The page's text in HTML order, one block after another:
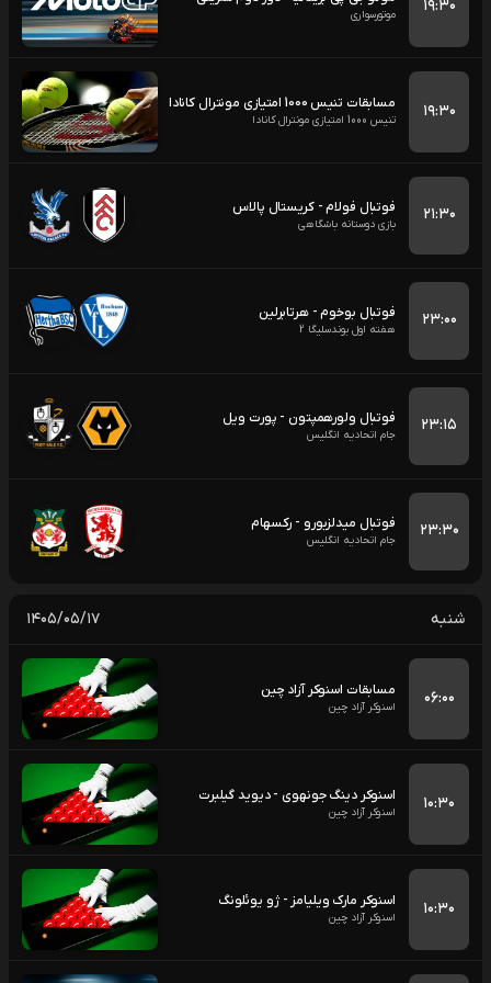
۱۹:۳۰ موتورسواری
۱۹:۳۰ مسابقات تنیس 1000 امتیازی مونترال کانادا
تنیس 1000 امتیازی مونترال کانادا
۲۱:۳۰ فوتبال فولام - کریستال پالاس
بازی دوستانه باشگاهی
۲۳:۰۰ فوتبال بوخوم - هرتابرلین
هفته اول بوندسلیگا 2
۲۳:۱۵ فوتبال ولورهمپتون - پورت ویل
جام اتحادیه انگلیس
۲۳:۳۰ فوتبال میدلزبورو - رکسهام
جام اتحادیه انگلیس
شنبه ۱۴۰۵/۰۵/۱۷
۰۶:۰۰ مسابقات اسنوکر آزاد چین
اسنوکر آزاد چین
۱۰:۳۰ اسنوکر دینگ جونهوی - دیوید گیلبرت
اسنوکر آزاد چین
۱۰:۳۰ اسنوکر مارک ویلیامز - ژو یوئلونگ
اسنوکر آزاد چین